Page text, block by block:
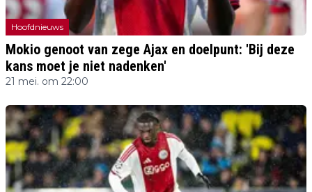
Hoofdnieuws
Mokio genoot van zege Ajax en doelpunt: 'Bij deze
kans moet je niet nadenken'
21 mei. om 22:00